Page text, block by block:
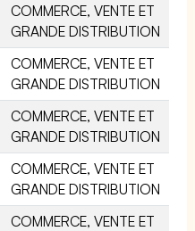
COMMERCE, VENTE ET
GRANDE DISTRIBUTION
COMMERCE, VENTE ET
GRANDE DISTRIBUTION
COMMERCE, VENTE ET
GRANDE DISTRIBUTION
COMMERCE, VENTE ET
GRANDE DISTRIBUTION
COMMERCE, VENTE ET